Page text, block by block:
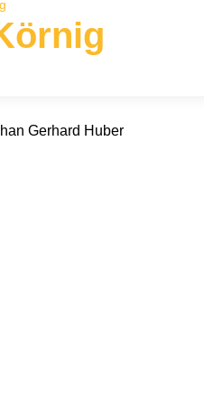
Gerhard Huber